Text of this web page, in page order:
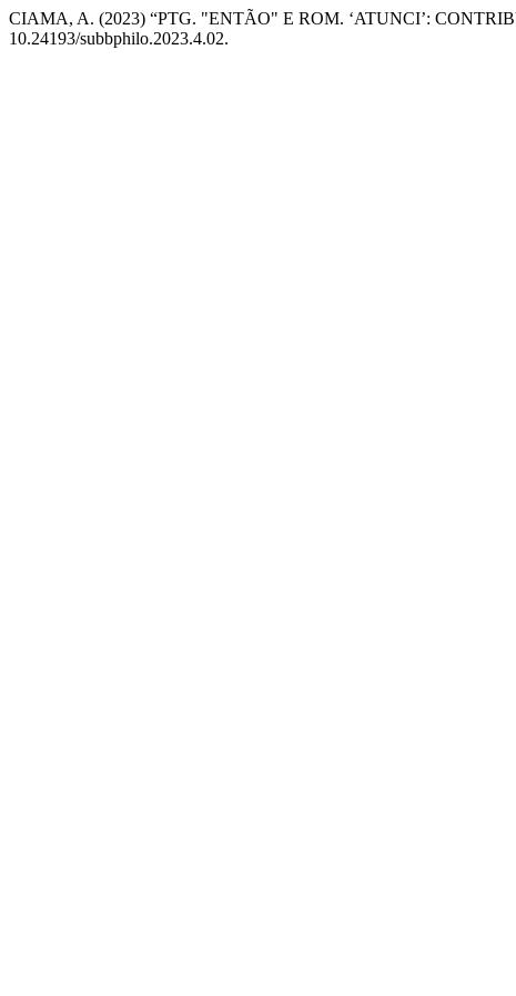
CIAMA, A. (2023) “PTG. "ENTÃO" E ROM. ‘ATUNCI’:
10.24193/subbphilo.2023.4.02.